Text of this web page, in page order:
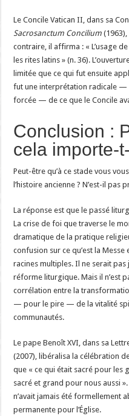
Le Concile Vatican II, dans sa
Sacrosanctum Concilium (1963),
contraire, il affirma : « L’usage
les rites latins » (n. 36).
limitée que ce qui fut ensuite
fut une interprétation radicale —
forcée — de ce que le Concile
Conclusion :
cela importe-
Peut-être qu’à ce stade vous
l’histoire ancienne ? N’est-il pas
La réponse est que le passé
La crise de foi que traverse le
dramatique de la pratique
confusion sur ce qu’est la
racines multiples. Il ne serait pas
réforme liturgique. Mais il n’est
corrélation entre la
— pour le pire — de la vitalité
communautés.
Le pape Benoît XVI, dans sa
(2007), libéralisa la célébration
que « ce qui était sacré pour les
sacré et grand pour nous aussi
n’avait jamais été formellement
permanente pour l’Église.